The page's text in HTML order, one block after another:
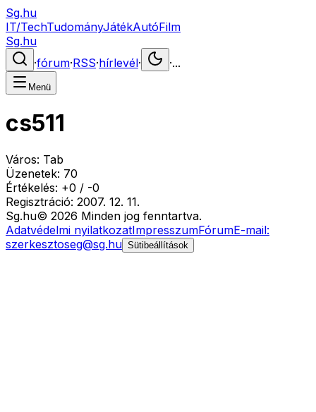
Sg.hu
IT/TechTudományJátékAutóFilm
Sg.hu
·fórum·RSS·hírlevél· ·...
Menü
cs511
Város: Tab
Üzenetek: 70
Értékelés: +0 / -0
Regisztráció: 2007. 12. 11.
Sg.hu© 2026 Minden jog fenntartva.
Adatvédelmi nyilatkozatImpresszumFórumE-mail:
szerkesztoseg@sg.hu Sütibeállítások